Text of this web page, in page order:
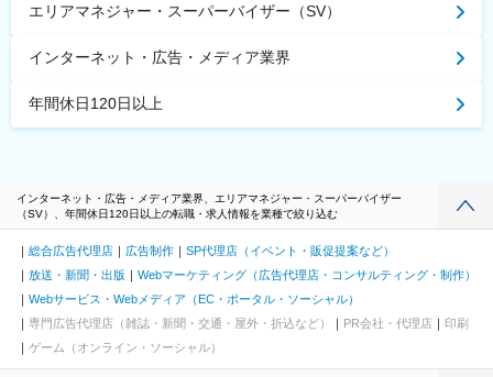
エリアマネジャー・スーパーバイザー（SV）
インターネット・広告・メディア業界
年間休日120日以上
インターネット・広告・メディア業界、エリアマネジャー・スーパーバイザー
（SV）、年間休日120日以上の転職・求人情報を業種で絞り込む
総合広告代理店 広告制作
SP代理店（イベント・販促提案など）
放送・新聞・出版
Webマーケティング（広告代理店・コンサルティング・制作）
Webサービス・Webメディア（EC・ポータル・ソーシャル）
専門広告代理店（雑誌・新聞・交通・屋外・折込など）
PR会社・代理店
印刷
ゲーム（オンライン・ソーシャル）